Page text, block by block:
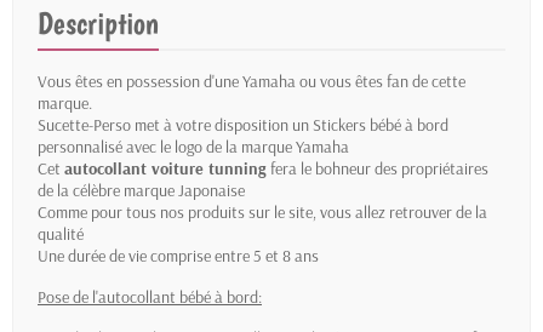
Description
Vous êtes en possession d'une Yamaha ou vous êtes fan de cette
marque.
Sucette-Perso met à votre disposition un Stickers bébé à bord
personnalisé avec le logo de la marque Yamaha
Cet autocollant voiture tunningfera le bohneur des propriétaires
de la célèbre marque Japonaise
Comme pour tous nos produits sur le site, vous allez retrouver de la
qualité
Une durée de vie comprise entre 5 et 8 ans
Pose de l'autocollant bébé à bord: